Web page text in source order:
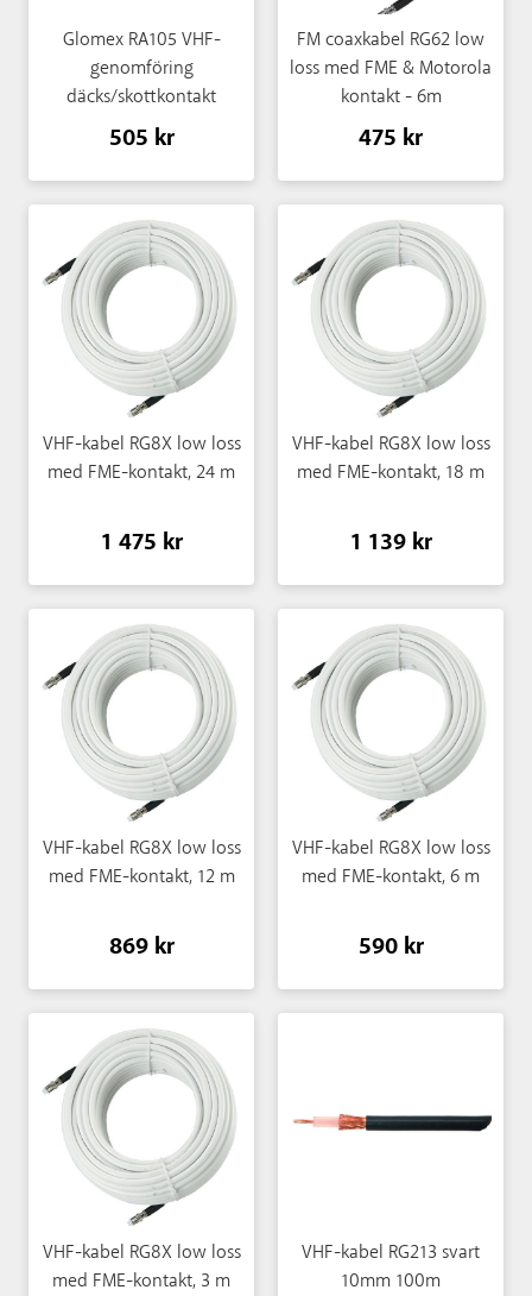
Glomex RA105 VHF-
genomföring
däcks/skottkontakt
505 kr
FM coaxkabel RG62 low
loss med FME & Motorola
kontakt - 6m
475 kr
VHF-kabel RG8X low loss
med FME-kontakt, 24 m
1 475 kr
VHF-kabel RG8X low loss
med FME-kontakt, 18 m
1 139 kr
VHF-kabel RG8X low loss
med FME-kontakt, 12 m
869 kr
VHF-kabel RG8X low loss
med FME-kontakt, 6 m
590 kr
VHF-kabel RG8X low loss
med FME-kontakt, 3 m
VHF-kabel RG213 svart
10mm 100m